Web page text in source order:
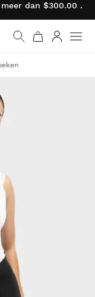
dan $300.00 .